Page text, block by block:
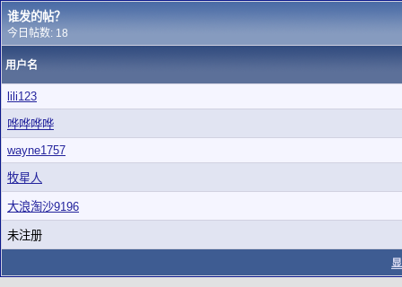
谁发的帖？
今日帖数: 18
用户名
lili123
哗哗哗哗
wayne1757
牧星人
大浪淘沙9196
未注册